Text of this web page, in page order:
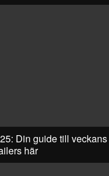
Din guide till veckans
här